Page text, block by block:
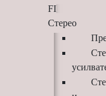
FI
Стерео